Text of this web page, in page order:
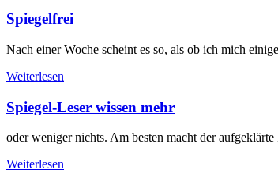
Spiegelfrei
Nach einer Woche scheint es so, als ob ich mich
Weiterlesen
Spiegel-Leser wissen mehr
oder weniger nichts. Am besten macht der
Weiterlesen